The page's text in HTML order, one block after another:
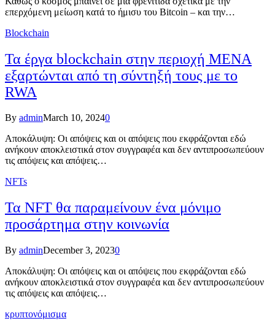
επερχόμενη μείωση κατά το ήμισυ του Bitcoin – και την…
Blockchain
Τα έργα blockchain στην περιοχή MENA
εξαρτώνται από τη σύντηξή τους με το
RWA
By adminMarch 10, 20240
Αποκάλυψη: Οι απόψεις και οι απόψεις που εκφράζονται εδώ
ανήκουν αποκλειστικά στον συγγραφέα και δεν αντιπροσωπεύουν
τις απόψεις και απόψεις…
NFTs
Τα NFT θα παραμείνουν ένα μόνιμο
προσάρτημα στην κοινωνία
By adminDecember 3, 20230
Αποκάλυψη: Οι απόψεις και οι απόψεις που εκφράζονται εδώ
ανήκουν αποκλειστικά στον συγγραφέα και δεν αντιπροσωπεύουν
τις απόψεις και απόψεις…
κρυπτονόμισμα